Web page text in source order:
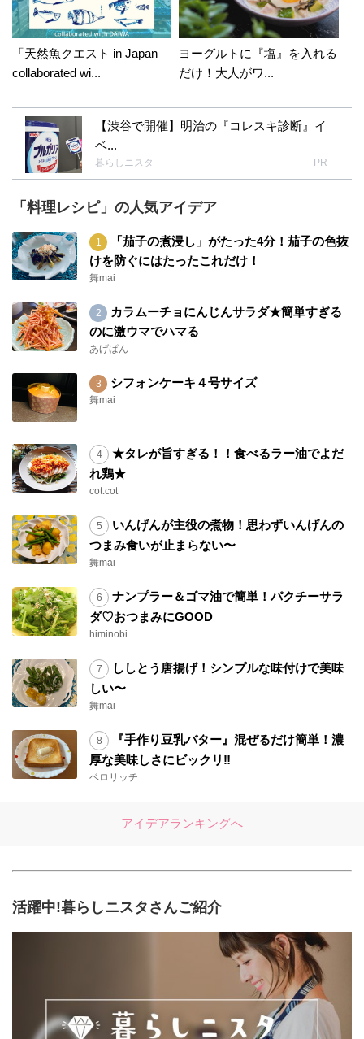
「天然魚クエスト in Japan
collaborated wi...
ヨーグルトに『塩』を入れる
だけ！大人がワ...
【渋谷で開催】明治の『コレスキ診断』イ
ベ...
暮らしニスタ PR
「料理レシピ」の人気アイデア
「茄子の煮浸し」がたった4分！茄子の色抜
けを防ぐにはたったこれだけ！
舞mai
カラムーチョにんじんサラダ★簡単すぎる
のに激ウマでハマる
あげぱん
シフォンケーキ４号サイズ
舞mai
★タレが旨すぎる！！食べるラー油でよだ
れ鶏★
cot.cot
いんげんが主役の煮物！思わずいんげんの
つまみ食いが止まらない〜
舞mai
ナンプラー＆ゴマ油で簡単！パクチーサラ
ダ♡おつまみにGOOD
himinobi
ししとう唐揚げ！シンプルな味付けで美味
しい〜
舞mai
『手作り豆乳バター』混ぜるだけ簡単！濃
厚な美味しさにビックリ‼︎
ベロリッチ
アイデアランキングへ
活躍中!暮らしニスタさんご紹介